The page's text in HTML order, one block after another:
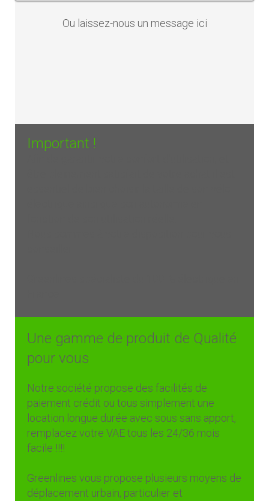
Ou laissez-nous un message ici
Important !
Une gamme de produit de Qualité
pour vous
Notre société propose des facilités de
paiement crédit ou tous simplement une
location longue durée avec sous sans apport,
remplacez votre VAE tous les 24/36 mois
facile !!!!
Greenlines vous propose plusieurs moyens de
déplacement urbain, particulier et